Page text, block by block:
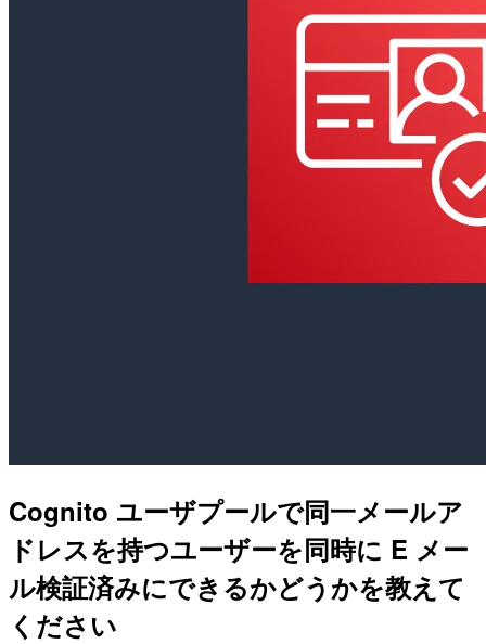
Cognito ユーザプールで同一メールア
ドレスを持つユーザーを同時に E メー
ル検証済みにできるかどうかを教えて
ください